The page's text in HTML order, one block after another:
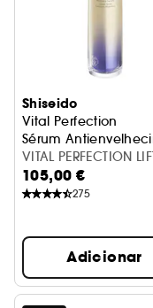
Shiseido
Vital Perfection
Sérum
VITAL PERFECTION
RAD. SERUM 40ML
105,00 €
275
Adicionar